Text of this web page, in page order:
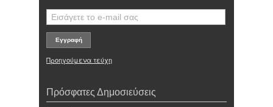
Προηγούμενα τεύχη
Πρόσφατες Δημοσιεύσεις